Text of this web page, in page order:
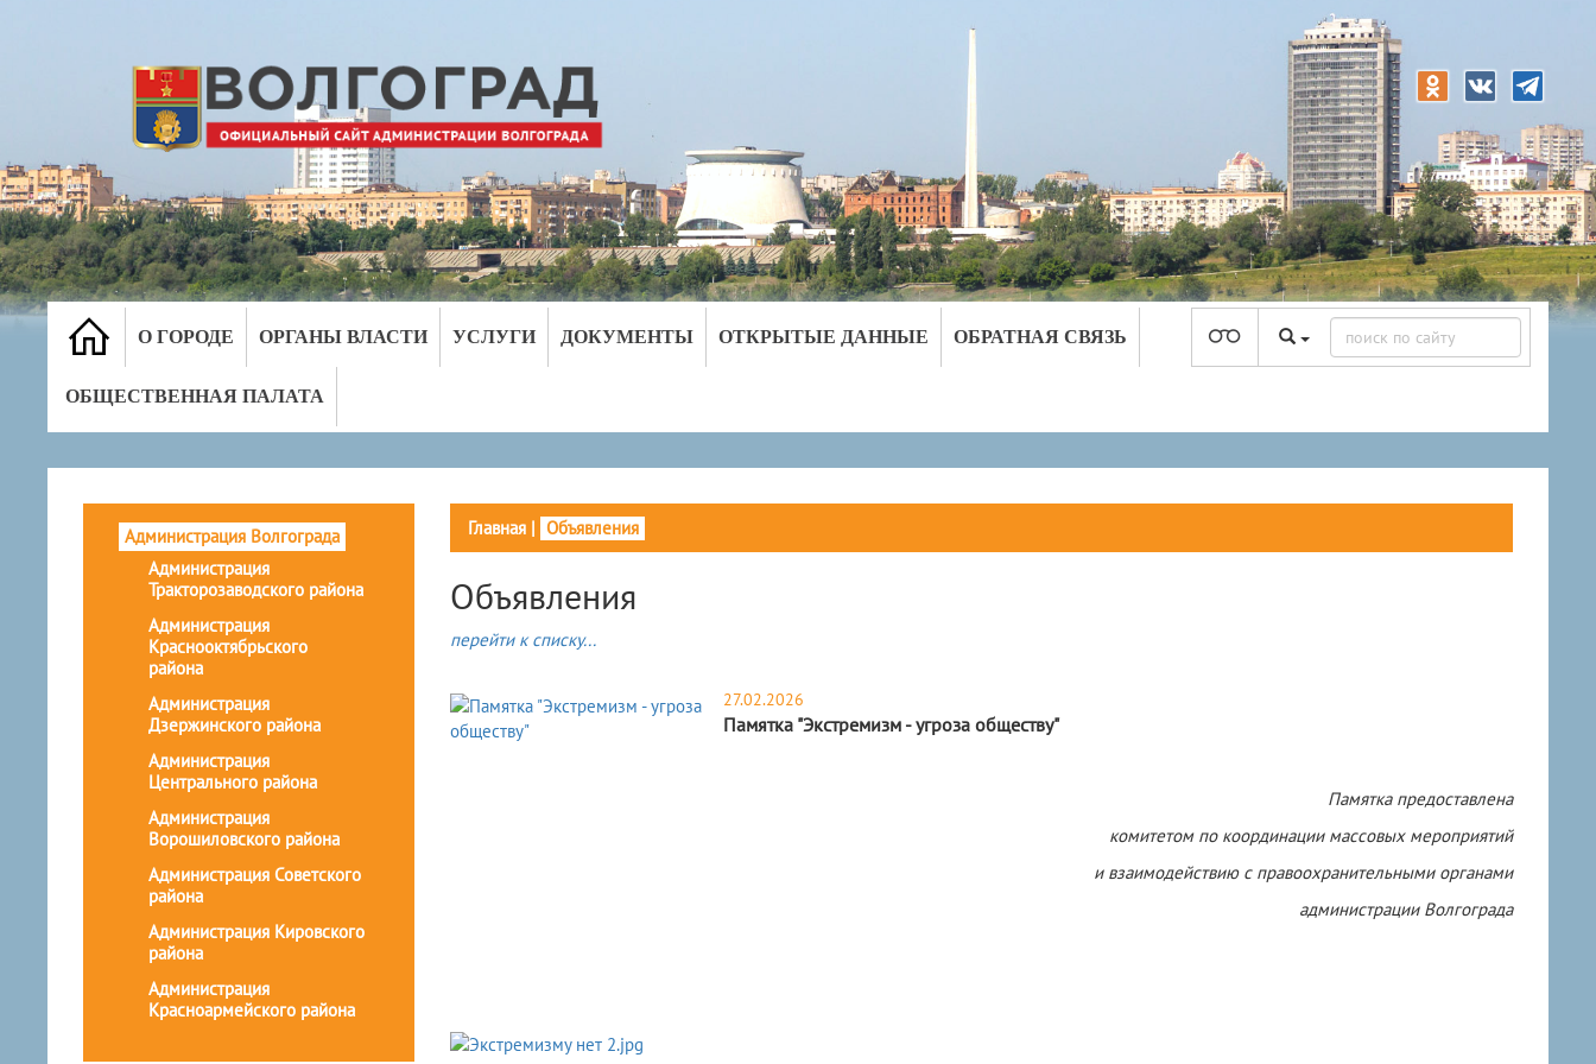
О ГОРОДЕ ОРГАНЫ ВЛАСТИ УСЛУГИ ДОКУМЕНТЫ ОТКРЫТЫЕ ДАННЫЕ ОБРАТНАЯ СВЯЗЬ
ОБЩЕСТВЕННАЯ ПАЛАТА
Администрация Волгограда
Администрация
Тракторозаводского района
Администрация
Краснооктябрьского
района
Администрация
Дзержинского района
Администрация
Центрального района
Администрация
Ворошиловского района
Администрация Советского
района
Администрация Кировского
района
Администрация
Красноармейского района
Главная| Объявления
Объявления
перейти к списку...
27.02.2026
Памятка "Экстремизм - угроза обществу"
Памятка предоставлена
комитетом по координации массовых мероприятий
и взаимодействию с правоохранительными органами
администрации Волгограда